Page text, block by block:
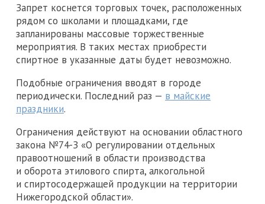
Запрет коснется торговых точек, расположенных
рядом со школами и площадками, где
запланированы массовые торжественные
мероприятия. В таких местах приобрести
спиртное в указанные даты будет невозможно.
Подобные ограничения вводят в городе
периодически. Последний раз — в майские
праздники.
Ограничения действуют на основании областного
закона №74-З «О регулировании отдельных
правоотношений в области производства
и оборота этилового спирта, алкогольной
и спиртосодержащей продукции на территории
Нижегородской области».